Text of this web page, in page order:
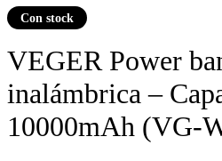
Con stock
VEGER Power
inalámbrica –
10000mAh (VG-